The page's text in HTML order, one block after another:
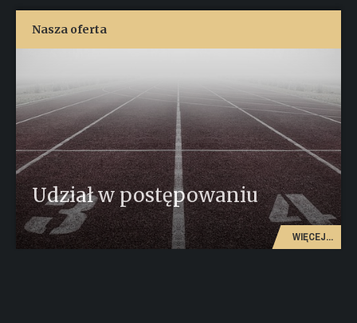
Nasza oferta
Udział w postępowaniu
WIĘCEJ...